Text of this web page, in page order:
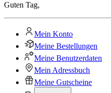
Guten Tag,
Mein Konto
Meine Bestellungen
Meine Benutzerdaten
Mein Adressbuch
Meine Gutscheine